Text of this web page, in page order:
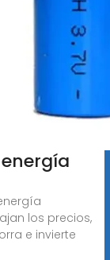
los precios,
e invierte